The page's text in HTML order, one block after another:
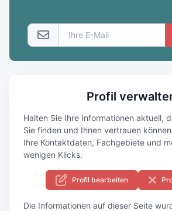
Profil
Halten Sie Ihre Informationen aktuell,
Sie finden und Ihnen vertrauen
Ihre Kontaktdaten, Fachgebiete und
wenigen Klicks.
Profil bearbeiten
Die Informationen auf dieser Seite